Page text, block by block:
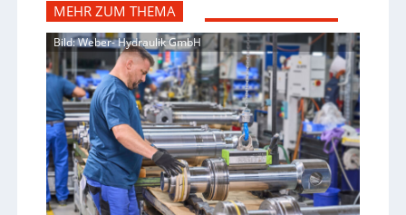
MEHR ZUM THEMA
Bild: Weber- Hydraulik GmbH